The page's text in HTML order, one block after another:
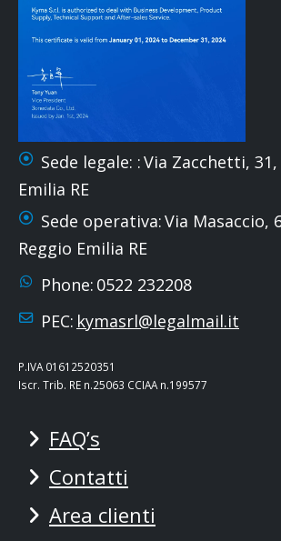
Sede legale: :Via Zacchetti, 31,
Emilia RE
Sede operativa:Via Masaccio,
Reggio Emilia RE
Phone: 0522 232208
PEC: kymasrl@legalmail.it
P.IVA 01612520351
Iscr. Trib. RE n.25063 CCIAA n.199577
FAQ’s
Contatti
Area clienti